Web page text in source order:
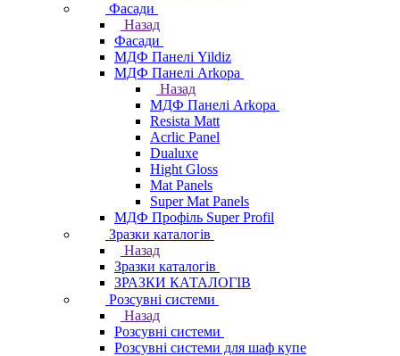
Фасади
Назад
Фасади
МДФ Панелі Yildiz
МДФ Панелі Arkopa
Назад
МДФ Панелі Arkopa
Resista Matt
Acrlic Panel
Dualuxe
Hight Gloss
Mat Panels
Super Mat Panels
МДФ Профіль Super Profil
Зразки каталогів
Назад
Зразки каталогів
ЗРАЗКИ КАТАЛОГІВ
Розсувні системи
Назад
Розсувні системи
Розсувні системи для шаф купе